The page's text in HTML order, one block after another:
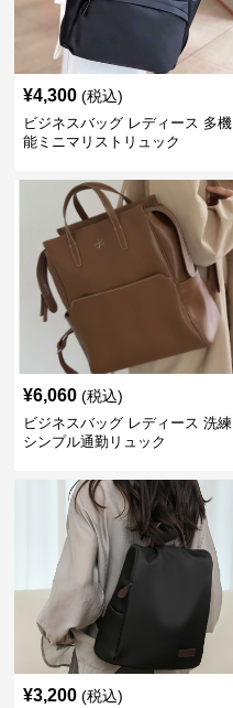
¥4,300 (税込)
ビジネスバッグ レディース 多機
能ミニマリストリュック
¥6,060 (税込)
ビジネスバッグ レディース 洗練
シンプル通勤リュック
¥3,200 (税込)